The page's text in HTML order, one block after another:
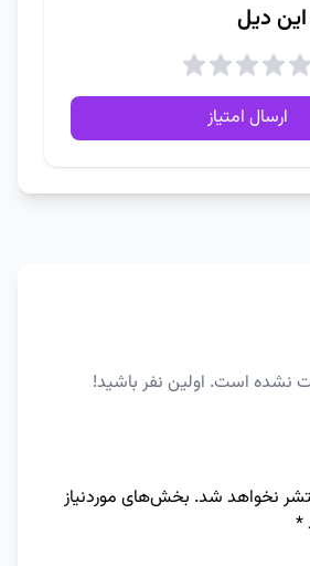
این دیل
ارسال امتیاز
نشده است. اولین نفر باشید!
نخواهد شد. بخش‌های موردنیاز
*